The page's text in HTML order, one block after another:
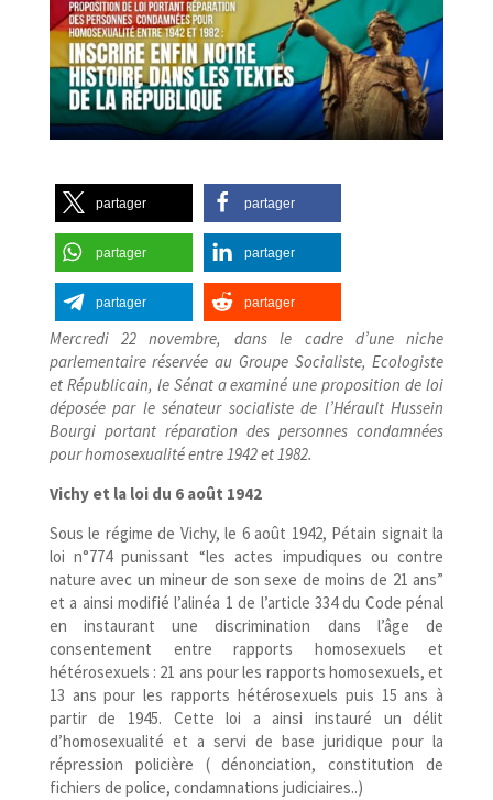
partager partager
partager partager
partager partager
Mercredi 22 novembre, dans le cadre d’une niche
parlementaire réservée au Groupe Socialiste, Ecologiste
et Républicain, le Sénat a examiné une proposition de loi
déposée par le sénateur socialiste de l’Hérault Hussein
Bourgi portant réparation des personnes condamnées
pour homosexualité entre 1942 et 1982.
Vichy et la loi du 6 août 1942
Sous le régime de Vichy, le 6 août 1942, Pétain signait la
loi n°774 punissant “les actes impudiques ou contre
nature avec un mineur de son sexe de moins de 21 ans”
et a ainsi modifié l’alinéa 1 de l’article 334 du Code pénal
en instaurant une discrimination dans l’âge de
consentement entre rapports homosexuels et
hétérosexuels : 21 ans pour les rapports homosexuels, et
13 ans pour les rapports hétérosexuels puis 15 ans à
partir de 1945. Cette loi a ainsi instauré un délit
d’homosexualité et a servi de base juridique pour la
répression policière ( dénonciation, constitution de
fichiers de police, condamnations judiciaires..)